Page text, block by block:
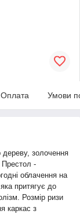
Оплата Умови
дереву, золочення
Престол -
облачення на
притягує до
Розмір ризи
каркас з